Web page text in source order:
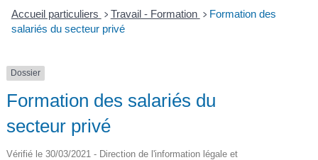
Accueil particuliers > Travail - Formation > Formation des
salariés du secteur privé
Dossier
Formation des salariés du
secteur privé
Vérifié le 30/03/2021 - Direction de l'information légale et